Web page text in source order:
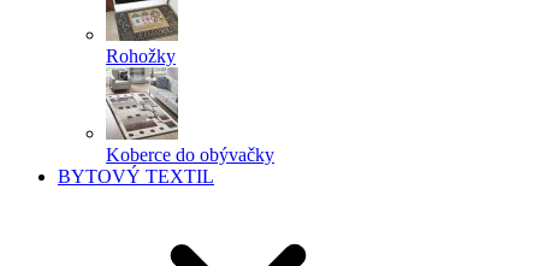
Rohožky
Koberce do obývačky
BYTOVÝ TEXTIL